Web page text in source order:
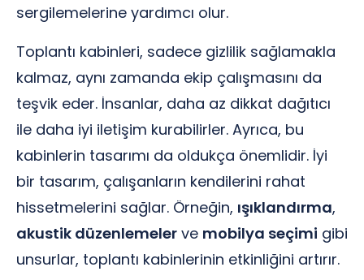
sergilemelerine yardımcı olur.
Toplantı kabinleri, sadece gizlilik sağlamakla
kalmaz, aynı zamanda ekip çalışmasını da
teşvik eder. İnsanlar, daha az dikkat dağıtıcı
ile daha iyi iletişim kurabilirler. Ayrıca, bu
kabinlerin tasarımı da oldukça önemlidir. İyi
bir tasarım, çalışanların kendilerini rahat
hissetmelerini sağlar. Örneğin, ışıklandırma,
akustik düzenlemeler ve mobilya seçimi gibi
unsurlar, toplantı kabinlerinin etkinliğini artırır.